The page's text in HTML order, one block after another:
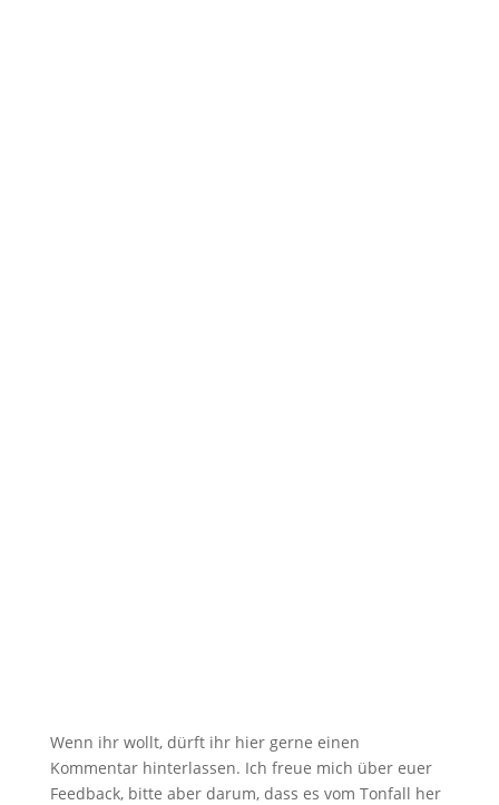
Wenn ihr wollt, dürft ihr hier gerne einen
Kommentar hinterlassen. Ich freue mich über euer
Feedback, bitte aber darum, dass es vom Tonfall her